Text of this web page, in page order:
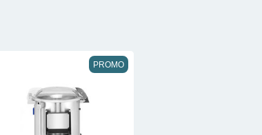
PROMO